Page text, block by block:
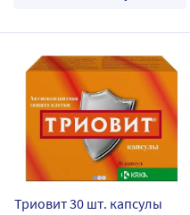
Триовит 30 шт. капсулы